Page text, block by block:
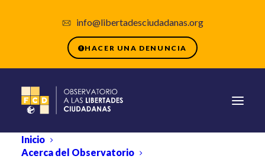
info@libertadesciudadanas.org
HACER UNA DENUNCIA
Inicio
Acerca del Observatorio